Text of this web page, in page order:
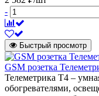
-
Быстрый просмотр
GSM розетка
Телеметрика Т4 –
обогревателями,